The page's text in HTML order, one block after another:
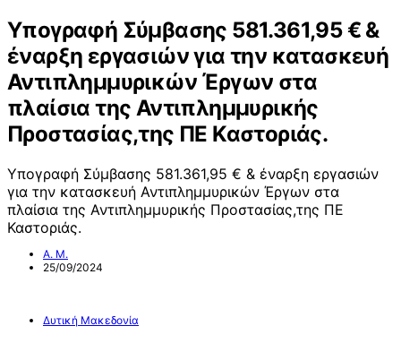
Υπογραφή Σύμβασης 581.361,95 € &
έναρξη εργασιών για την κατασκευή
Αντιπλημμυρικών Έργων στα
πλαίσια της Αντιπλημμυρικής
Προστασίας,της ΠΕ Καστοριάς.
Υπογραφή Σύμβασης 581.361,95 € & έναρξη εργασιών
για την κατασκευή Αντιπλημμυρικών Έργων στα
πλαίσια της Αντιπλημμυρικής Προστασίας,της ΠΕ
Καστοριάς.
Α. Μ.
25/09/2024
Δυτική Μακεδονία